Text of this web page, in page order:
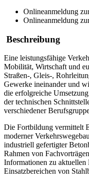
Onlineanmeldung
Onlineanmeldung
Beschreibung
Eine leistungsfähige
Mobilität, Wirtschaft und
Straßen-, Gleis-,
Gewerke ineinander und
die erfolgreiche
der technischen
verschiedener
Die Fortbildung vermittelt
moderner
industriell gefertigter
Rahmen von
Informationen zu
Einsatzbereichen von